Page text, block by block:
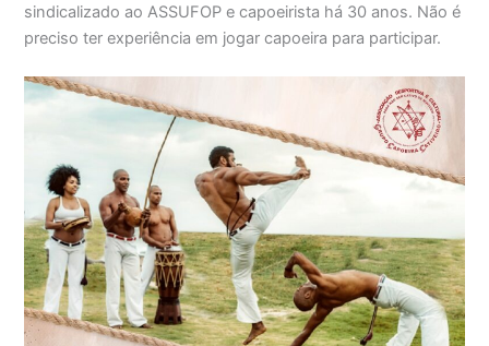
sindicalizado ao ASSUFOP e capoeirista há 30 anos. Não é
preciso ter experiência em jogar capoeira para participar.